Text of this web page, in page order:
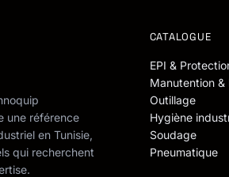
une référence
en Tunisie,
qui recherchent
CATALOGUE
EPI &
Manutention &
Outillage
Hygiène
Soudage
Pneumatique